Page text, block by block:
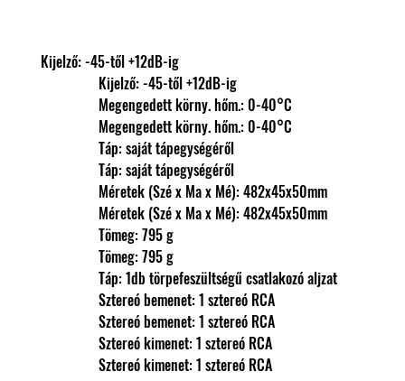
Kijelző: -45-től +12dB-ig
                Kijelző: -45-től +12dB-ig
                Megengedett körny. hőm.: 0-40°C
                Megengedett körny. hőm.: 0-40°C
                Táp: saját tápegységéről
                Táp: saját tápegységéről
                Méretek (Szé x Ma x Mé): 482x45x50mm
                Méretek (Szé x Ma x Mé): 482x45x50mm
                Tömeg: 795 g
                Tömeg: 795 g
                Táp: 1db törpefeszültségű csatlakozó aljzat
                Sztereó bemenet: 1 sztereó RCA
                Sztereó bemenet: 1 sztereó RCA
                Sztereó kimenet: 1 sztereó RCA
                Sztereó kimenet: 1 sztereó RCA